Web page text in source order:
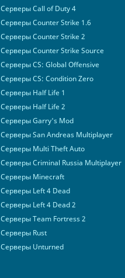
Серверы Call of Duty 4
Серверы Counter Strike 1.6
Серверы Counter Strike 2
Серверы Counter Strike Source
Серверы CS: Global Offensive
Серверы CS: Condition Zero
Серверы Half Life 1
Серверы Half Life 2
Серверы Garry's Mod
Серверы San Andreas Multiplayer
Серверы Multi Theft Auto
Серверы Criminal Russia Multiplayer
Серверы Minecraft
Серверы Left 4 Dead
Серверы Left 4 Dead 2
Серверы Team Fortress 2
Серверы Rust
Серверы Unturned